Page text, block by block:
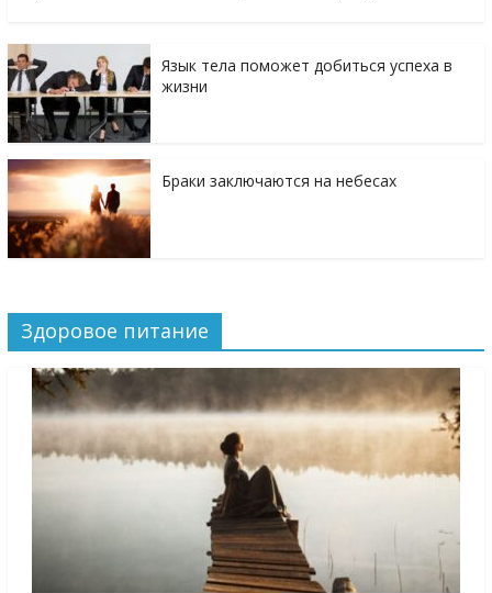
Язык тела поможет добиться успеха в
жизни
Браки заключаются на небесах
Здоровое питание